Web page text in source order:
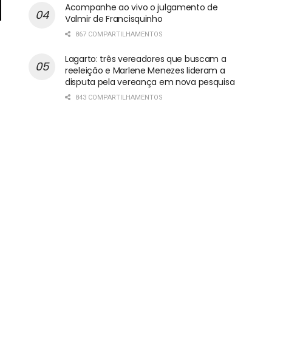
Acompanhe ao vivo o julgamento de
Valmir de Francisquinho
867 COMPARTILHAMENTOS
Lagarto: três vereadores que buscam a
reeleição e Marlene Menezes lideram a
disputa pela vereança em nova pesquisa
843 COMPARTILHAMENTOS